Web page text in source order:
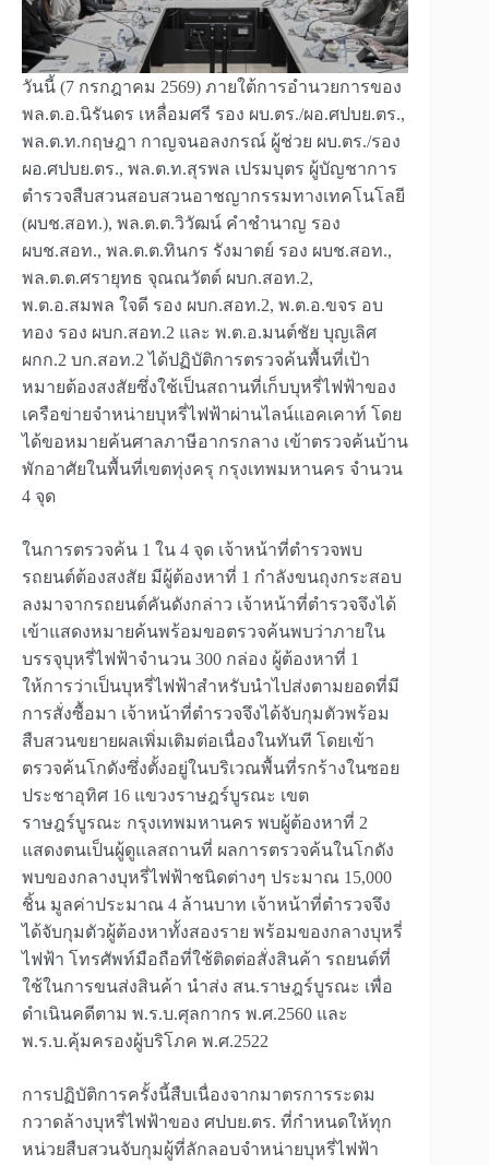
วันนี้ (7 กรกฎาคม 2569) ภายใต้การอำนวยการของ
พล.ต.อ.นิรันดร เหลื่อมศรี รอง ผบ.ตร./ผอ.ศปบย.ตร.,
พล.ต.ท.กฤษฎา กาญจนอลงกรณ์ ผู้ช่วย ผบ.ตร./รอง
ผอ.ศปบย.ตร., พล.ต.ท.สุรพล เปรมบุตร ผู้บัญชาการ
ตำรวจสืบสวนสอบสวนอาชญากรรมทางเทคโนโลยี
(ผบช.สอท.), พล.ต.ต.วิวัฒน์ คำชำนาญ รอง
ผบช.สอท., พล.ต.ต.ทินกร รังมาตย์ รอง ผบช.สอท.,
พล.ต.ต.ศรายุทธ จุณณวัตต์ ผบก.สอท.2,
พ.ต.อ.สมพล ใจดี รอง ผบก.สอท.2, พ.ต.อ.ขจร อบ
ทอง รอง ผบก.สอท.2 และ พ.ต.อ.มนต์ชัย บุญเลิศ
ผกก.2 บก.สอท.2 ได้ปฏิบัติการตรวจค้นพื้นที่เป้า
หมายต้องสงสัยซึ่งใช้เป็นสถานที่เก็บบุหรี่ไฟฟ้าของ
เครือข่ายจำหน่ายบุหรี่ไฟฟ้าผ่านไลน์แอคเคาท์ โดย
ได้ขอหมายค้นศาลภาษีอากรกลาง เข้าตรวจค้นบ้าน
พักอาศัยในพื้นที่เขตทุ่งครุ กรุงเทพมหานคร จำนวน
4 จุด
ในการตรวจค้น 1 ใน 4 จุด เจ้าหน้าที่ตำรวจพบ
รถยนต์ต้องสงสัย มีผู้ต้องหาที่ 1 กำลังขนถุงกระสอบ
ลงมาจากรถยนต์คันดังกล่าว เจ้าหน้าที่ตำรวจจึงได้
เข้าแสดงหมายค้นพร้อมขอตรวจค้นพบว่าภายใน
บรรจุบุหรี่ไฟฟ้าจำนวน 300 กล่อง ผู้ต้องหาที่ 1
ให้การว่าเป็นบุหรี่ไฟฟ้าสำหรับนำไปส่งตามยอดที่มี
การสั่งซื้อมา เจ้าหน้าที่ตำรวจจึงได้จับกุมตัวพร้อม
สืบสวนขยายผลเพิ่มเติมต่อเนื่องในทันที โดยเข้า
ตรวจค้นโกดังซึ่งตั้งอยู่ในบริเวณพื้นที่รกร้างในซอย
ประชาอุทิศ 16 แขวงราษฎร์บูรณะ เขต
ราษฎร์บูรณะ กรุงเทพมหานคร พบผู้ต้องหาที่ 2
แสดงตนเป็นผู้ดูแลสถานที่ ผลการตรวจค้นในโกดัง
พบของกลางบุหรี่ไฟฟ้าชนิดต่างๆ ประมาณ 15,000
ชิ้น มูลค่าประมาณ 4 ล้านบาท เจ้าหน้าที่ตำรวจจึง
ได้จับกุมตัวผู้ต้องหาทั้งสองราย พร้อมของกลางบุหรี่
ไฟฟ้า โทรศัพท์มือถือที่ใช้ติดต่อสั่งสินค้า รถยนต์ที่
ใช้ในการขนส่งสินค้า นำส่ง สน.ราษฎร์บูรณะ เพื่อ
ดำเนินคดีตาม พ.ร.บ.ศุลกากร พ.ศ.2560 และ
พ.ร.บ.คุ้มครองผู้บริโภค พ.ศ.2522
การปฏิบัติการครั้งนี้สืบเนื่องจากมาตรการระดม
กวาดล้างบุหรี่ไฟฟ้าของ ศปบย.ตร. ที่กำหนดให้ทุก
หน่วยสืบสวนจับกุมผู้ที่ลักลอบจำหน่ายบุหรี่ไฟฟ้า